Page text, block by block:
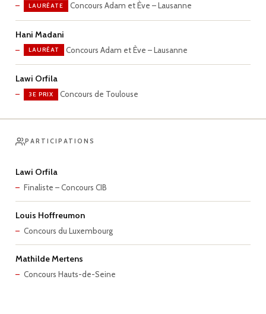
LAURÉATE Concours Adam et Ève – Lausanne
Hani Madani
LAURÉAT Concours Adam et Ève – Lausanne
Lawi Orfila
3E PRIX Concours de Toulouse
PARTICIPATIONS
Lawi Orfila
Finaliste – Concours CIB
Louis Hoffreumon
Concours du Luxembourg
Mathilde Mertens
Concours Hauts-de-Seine